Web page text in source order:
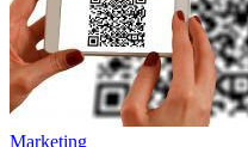
Marketing